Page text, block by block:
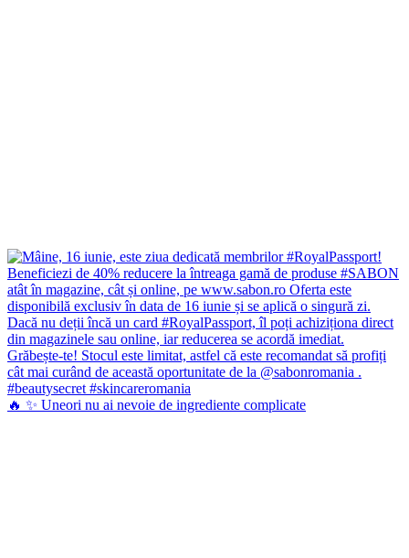
🔥 ✨ Uneori nu ai nevoie de ingrediente complicate